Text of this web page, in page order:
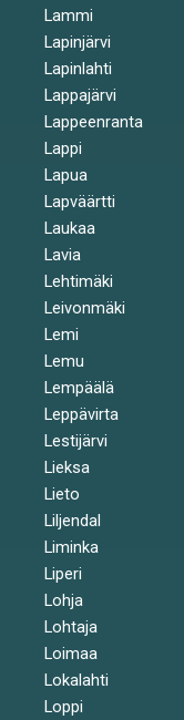
Lammi
Lapinjärvi
Lapinlahti
Lappajärvi
Lappeenranta
Lappi
Lapua
Lapväärtti
Laukaa
Lavia
Lehtimäki
Leivonmäki
Lemi
Lemu
Lempäälä
Leppävirta
Lestijärvi
Lieksa
Lieto
Liljendal
Liminka
Liperi
Lohja
Lohtaja
Loimaa
Lokalahti
Loppi